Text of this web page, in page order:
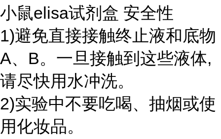
小鼠elisa试剂盒 安全性
1)避免直接接触终止液和底物
A、B。一旦接触到这些液体,
请尽快用水冲洗。
2)实验中不要吃喝、抽烟或使
用化妆品。